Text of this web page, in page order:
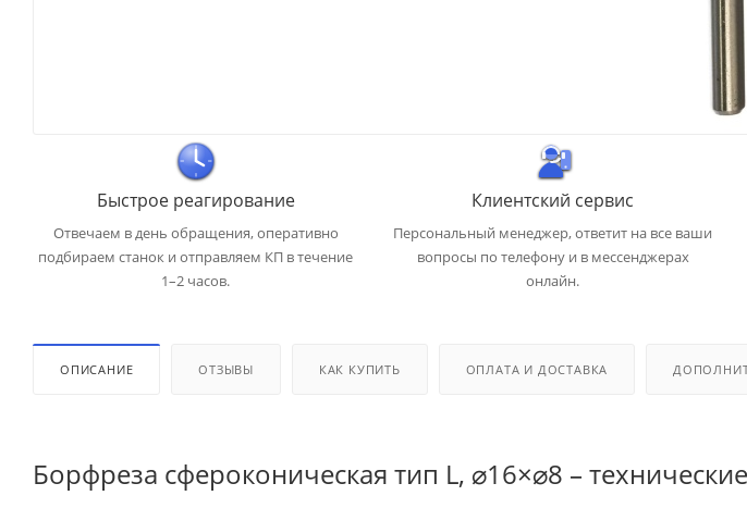
Быстрое реагирование
Отвечаем в день обращения, оперативно
подбираем станок и отправляем КП в течение
1–2 часов.
Клиентский сервис
Персональный менеджер, ответит на все ваши
вопросы по телефону и в мессенджерах
онлайн.
ОПИСАНИЕ ОТЗЫВЫ КАК КУПИТЬ ОПЛАТА И ДОСТАВКА
Борфреза сфероконическая тип L, ⌀16×⌀8 –